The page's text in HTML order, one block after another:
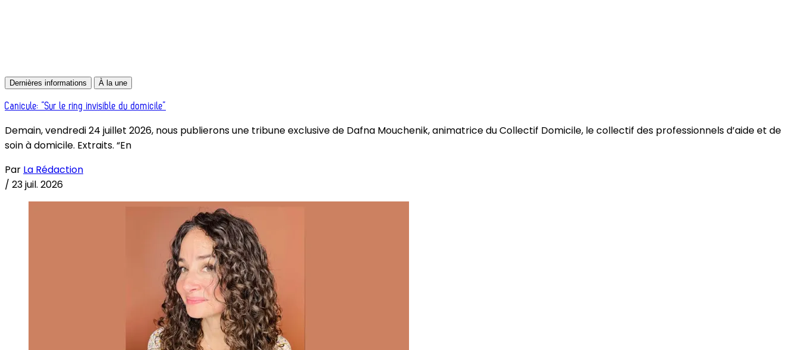
Dernières informations À la une
Canicule: “Sur le ring invisible du domicile”
Demain, vendredi 24 juillet 2026, nous publierons une tribune exclusive de Dafna Mouchenik, animatrice du Collectif Domicile, le collectif des professionnels d’aide et de
soin à domicile. Extraits. “En
Par La Rédaction
/ 23 juil. 2026